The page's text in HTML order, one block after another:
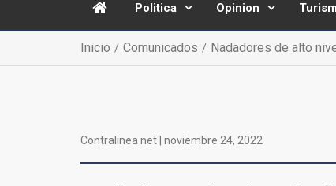
Politica Opinion
Inicio Comunicados Nadadores de alto
Contralinea net | noviembre 24, 2022